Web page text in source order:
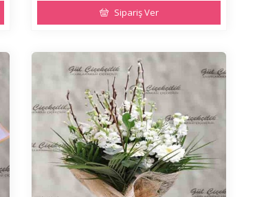
Sipariş Ver